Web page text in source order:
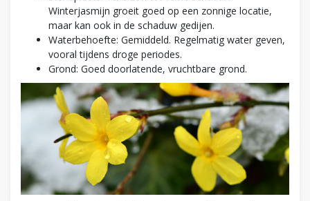
Winterjasmijn groeit goed op een zonnige locatie,
maar kan ook in de schaduw gedijen.
Waterbehoefte: Gemiddeld. Regelmatig water geven,
vooral tijdens droge periodes.
Grond: Goed doorlatende, vruchtbare grond.